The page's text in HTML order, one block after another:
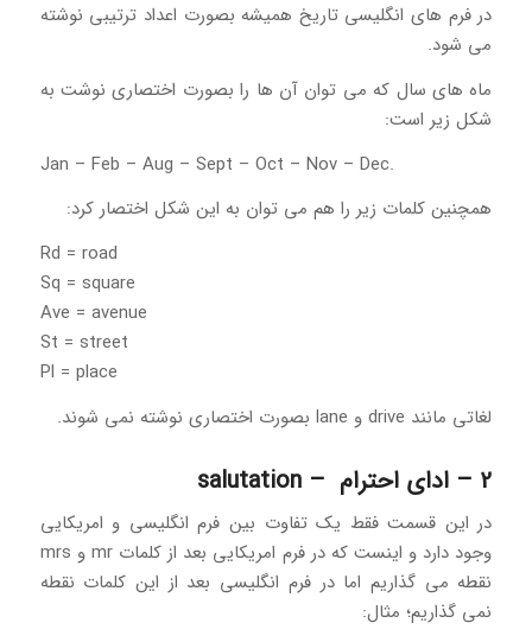
در فرم های انگلیسی تاریخ همیشه بصورت اعداد ترتیبی نوشته
می شود.
ماه های سال که می توان آن ها را بصورت اختصاری نوشت به
شکل زیر است:
Jan – Feb – Aug – Sept – Oct – Nov – Dec.
همچنین کلمات زیر را هم می توان به این شکل اختصار کرد:
Rd = road
Sq = square
Ave = avenue
St = street
Pl = place
لغاتی مانند drive و lane بصورت اختصاری نوشته نمی شوند.
2 – ادای احترام – salutation
در این قسمت فقط یک تفاوت بین فرم انگلیسی و امریکایی
وجود دارد و اینست که در فرم امریکایی بعد از کلمات mr و mrs
نقطه می گذاریم اما در فرم انگلیسی بعد از این کلمات نقطه
نمی گذاریم؛ مثال: